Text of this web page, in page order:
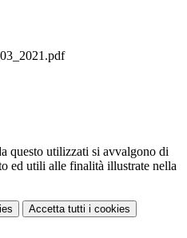
questo utilizzati si avvalgono di
ed utili alle finalità illustrate nella
Accetta tutti i cookies